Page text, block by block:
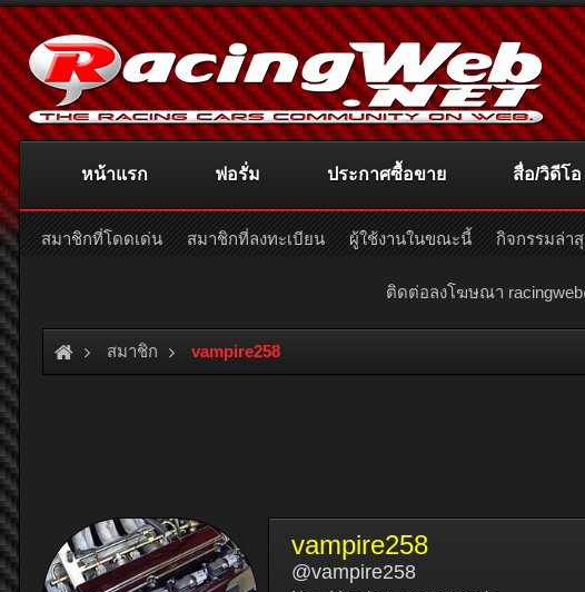
ติดต่อลงโฆษณา
สมาชิก vampire258
vampire258
@vampire258
หน้าแรก ฟอรั่ม ประกาศซื้อขาย สื่อ/วิดีโอ
สมาชิกที่โดดเด่น สมาชิกที่ลงทะเบียน ผู้ใช้งานในขณะนี้ กิจกรรมล่า